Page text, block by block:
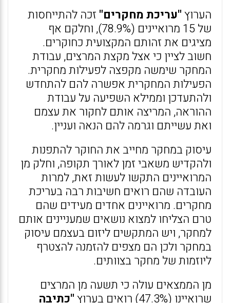
הערוץ"עריכת מחקרים" זכה להתייחסות
של 15 מרואיינים (78.9%), וחלקם אף
מציגים את זהותם המקצועית כחוקרים.
חשוב לציין כי אצל מקצת המרצים, עבודת
המחקר שימשה מקפצה לפעילות מחקרית.
הפעילות המחקרית אפשרה להם להתחדש
ולהתעדכן וממילא השפיעה על עבודת
ההוראה, המריצה אותם לחקור את עצמם
ואת עשייתם וגרמה להם הנאה ועניין.
עיסוק במחקר מחייב את החוקר להתפנות
ולהקדיש משאבי זמן לאורך תקופה, וחלק מן
המרואיינים התקשו לעשות זאת, למרות
העובדה שהם רואים חשיבות רבה בעריכת
מחקרים. מרואיינים אחדים מעידים שהם
טרם הצליחו למצוא נושאים שמעניינים אותם
למחקר, ויש המתקשים ליזום בעצמם עיסוק
במחקר ולכן הם מצפים להזמנה להצטרף
ליוזמות של מחקר בצוותים.
מן הממצאים עולה כי תשעה מן המרצים
שרואיינו (47.3%) רואים בערוץ
"כתיבה